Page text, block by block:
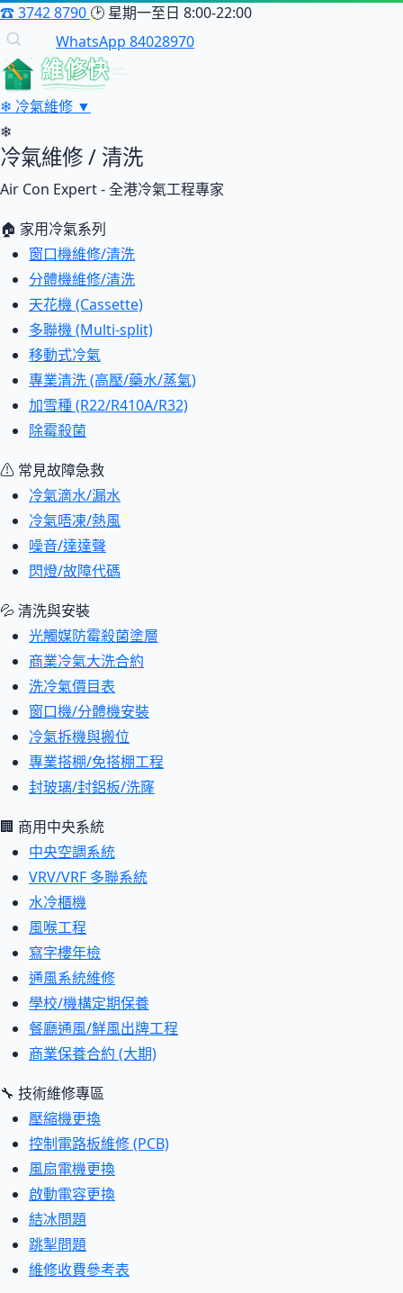
☎3742 8790 🕑 星期一至日 8:00-22:00
WhatsApp 84028970
維修快
❄ 冷氣維修 ▼
❄
冷氣維修 / 清洗
Air Con Expert - 全港冷氣工程專家
🏠 家用冷氣系列
窗口機維修/清洗
分體機維修/清洗
天花機 (Cassette)
多聯機 (Multi-split)
移動式冷氣
專業清洗 (高壓/藥水/蒸氣)
加雪種 (R22/R410A/R32)
除霉殺菌
⚠ 常見故障急救
冷氣滴水/漏水
冷氣唔凍/熱風
噪音/達達聲
閃燈/故障代碼
💦 清洗與安裝
光觸媒防霉殺菌塗層
商業冷氣大洗合約
洗冷氣價目表
窗口機/分體機安裝
冷氣拆機與搬位
專業搭棚/免搭棚工程
封玻璃/封鋁板/洗窿
🏢 商用中央系統
中央空調系統
VRV/VRF 多聯系統
水冷櫃機
風喉工程
寫字樓年檢
通風系統維修
學校/機構定期保養
餐廳通風/鮮風出牌工程
商業保養合約 (大期)
🔧 技術維修專區
壓縮機更換
控制電路板維修 (PCB)
風扇電機更換
啟動電容更換
結冰問題
跳掣問題
維修收費參考表